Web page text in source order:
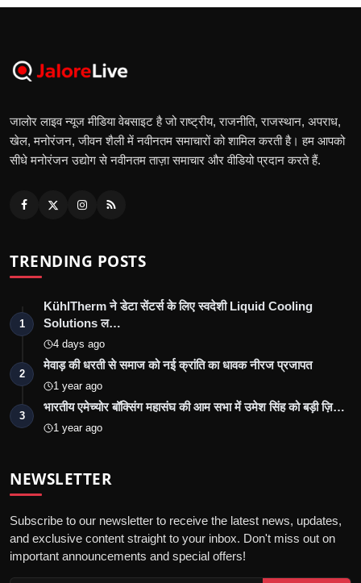
जालोर लाइव न्यूज मीडिया वेबसाइट है जो राष्ट्रीय, राजनीति, राजस्थान, अपराध,
खेल, मनोरंजन, जीवन शैली में नवीनतम समाचारों को शामिल करती है। हम आपको
सीधे मनोरंजन उद्योग से नवीनतम ताज़ा समाचार और वीडियो प्रदान करते हैं.
TRENDING POSTS
1
KühlTherm ने डेटा सेंटर्स के लिए स्वदेशी Liquid Cooling
Solutions ल…
4 days ago
2
मेवाड़ की धरती से समाज को नई क्रांति का धावक नीरज प्रजापत
1 year ago
3
भारतीय एमेच्योर बॉक्सिंग महासंघ की आम सभा में उमेश सिंह को बड़ी ज़ि…
1 year ago
NEWSLETTER
Subscribe to our newsletter to receive the latest news, updates,
and exclusive content straight to your inbox. Don't miss out on
important announcements and special offers!